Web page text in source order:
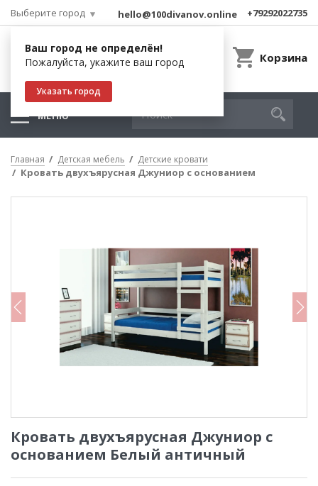
Выберите город
Ваш город не определён!
Пожалуйста, укажите ваш город
Указать город
hello@100divanov.online +79292022735
Корзина
МЕНЮ
Главная Детская мебель Детские кровати
Кровать двухъярусная Джуниор с основанием
Кровать двухъярусная Джуниор с
основанием Белый античный